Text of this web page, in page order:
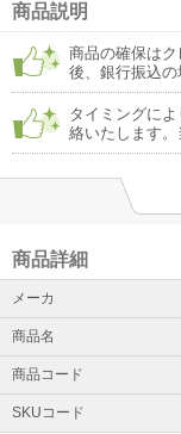
現在、電話受付を休
用ください。店舗営
応しております。ご
たします
詳細はこちら
冷蔵庫・洗濯機・大
★商品により、「開梱
いただける商品があ
までにお時間がかか
商品説明
商品の確保は
後、銀行振込の
タイミングに
絡いたします。
商品詳細
メーカ
商品名
商品コード
SKUコード